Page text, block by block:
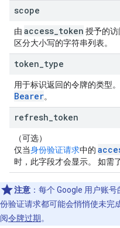
scope
由 access token 授予的访
区分大小写的字符串列表。
token type
用于标识返回的令牌的类型
Bearer。
refresh token
（可选）
仅当身份验证请求中的
时，此字段才会显示。 如需
注意 ：每个 Google 用户账
份验证请求都可能会悄悄使未完
阅令牌过期。